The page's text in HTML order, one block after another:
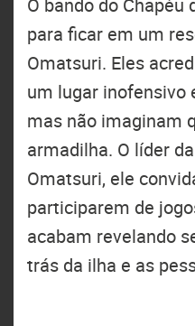
para ficar em um
Omatsuri. Eles
um lugar inofensivo
mas não imaginam
armadilha. O líder
Omatsuri, ele
participarem de
acabam revelando
trás da ilha e as